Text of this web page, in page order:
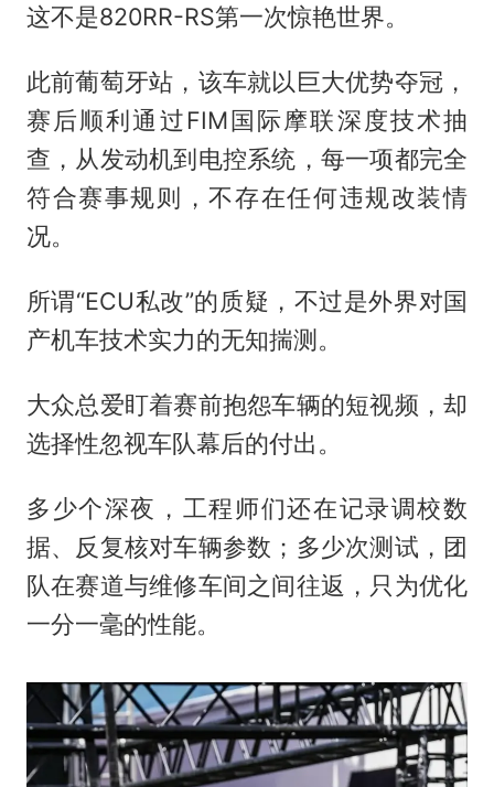
这不是820RR-RS第一次惊艳世界。
此前葡萄牙站，该车就以巨大优势夺冠，
赛后顺利通过FIM国际摩联深度技术抽
查，从发动机到电控系统，每一项都完全
符合赛事规则，不存在任何违规改装情
况。
所谓“ECU私改”的质疑，不过是外界对国
产机车技术实力的无知揣测。
大众总爱盯着赛前抱怨车辆的短视频，却
选择性忽视车队幕后的付出。
多少个深夜，工程师们还在记录调校数
据、反复核对车辆参数；多少次测试，团
队在赛道与维修车间之间往返，只为优化
一分一毫的性能。